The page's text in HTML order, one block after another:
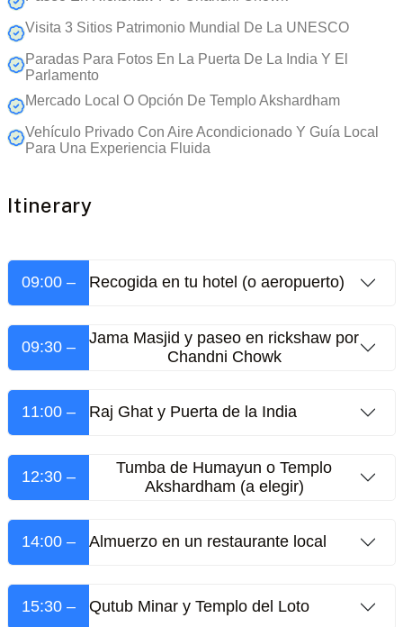
Visita 3 Sitios Patrimonio Mundial De La UNESCO
Paradas Para Fotos En La Puerta De La India Y El
Parlamento
Mercado Local O Opción De Templo Akshardham
Vehículo Privado Con Aire Acondicionado Y Guía Local
Para Una Experiencia Fluida
Itinerary
09:00 – Recogida en tu hotel (o aeropuerto)
09:30 –
Jama Masjid y paseo en rickshaw por
Chandni Chowk
11:00 – Raj Ghat y Puerta de la India
12:30 –
Tumba de Humayun o Templo
Akshardham (a elegir)
14:00 – Almuerzo en un restaurante local
15:30 – Qutub Minar y Templo del Loto